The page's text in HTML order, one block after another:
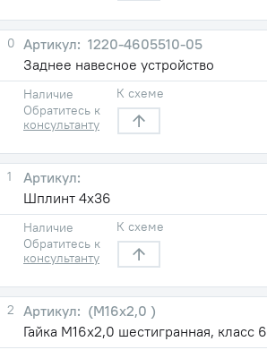
0
1220-4605510-05
Заднее навесное устройство
Наличие
Обратитесь к
консультанту
К схеме
1
Шплинт 4х36
Наличие
Обратитесь к
консультанту
К схеме
2
(М16х2,0 )
Гайка М16х2,0 шестигранная, класс 6